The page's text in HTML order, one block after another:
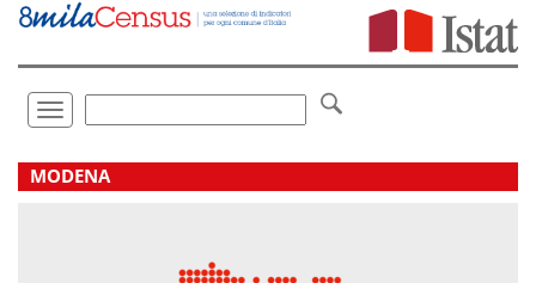
Vai
direttamente
Toggle
navigation
.
MODENA